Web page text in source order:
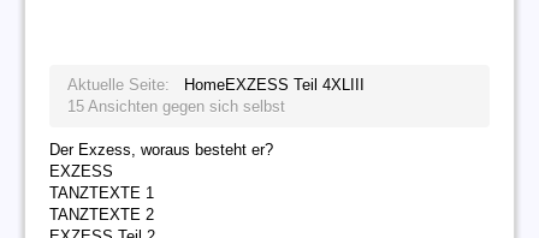
Aktuelle Seite: HomeEXZESS Teil 4XLIII
15 Ansichten gegen sich selbst
Der Exzess, woraus besteht er?
EXZESS
TANZTEXTE 1
TANZTEXTE 2